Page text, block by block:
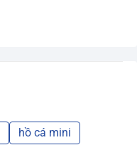
hồ cá mini